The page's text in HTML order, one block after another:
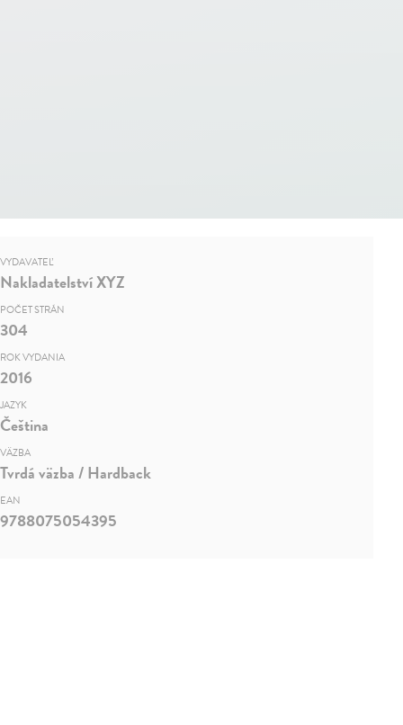
VYDAVATEĽ
Nakladatelství XYZ
POČET STRÁN
304
ROK VYDANIA
2016
JAZYK
Čeština
VÄZBA
Tvrdá väzba / Hardback
EAN
9788075054395